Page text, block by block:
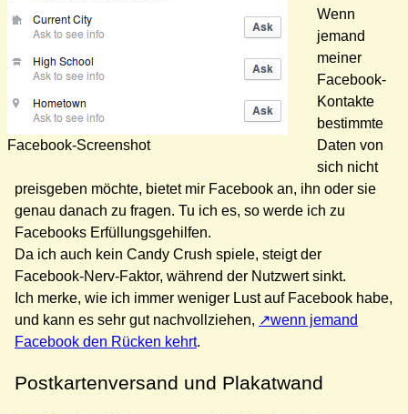
Facebook-Screenshot
Wenn
jemand
meiner
Facebook-
Kontakte
bestimmte
Daten von
sich nicht
preisgeben möchte, bietet mir Facebook an, ihn oder sie
genau danach zu fragen. Tu ich es, so werde ich zu
Facebooks Erfüllungsgehilfen.
Da ich auch kein Candy Crush spiele, steigt der
Facebook-Nerv-Faktor, während der Nutzwert sinkt.
Ich merke, wie ich immer weniger Lust auf Facebook habe,
und kann es sehr gut nachvollziehen,
wenn jemand
Facebook den Rücken kehrt.
Postkartenversand und Plakatwand